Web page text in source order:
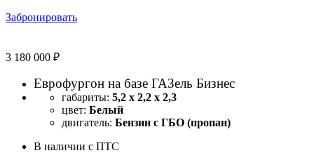
Забронировать
3 180 000 ₽
Еврофургон на базе ГАЗель Бизнес
габариты: 5,2 х 2,2 х 2,3
цвет: Белый
двигатель: Бензин с ГБО (пропан)
В наличии с ПТС